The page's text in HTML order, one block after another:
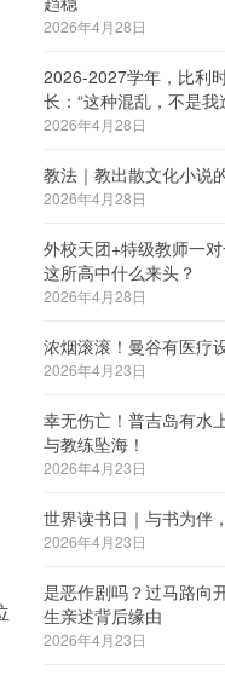
2026年4月28日
2026-2027学年，比利
长：“这种混乱，不是我
2026年4月28日
教法｜教出散文化小
2026年4月28日
外校天团+特级教师一
这所高中什么来头？
2026年4月28日
浓烟滚滚！曼谷有医疗
2026年4月23日
幸无伤亡！普吉岛有水
与教练坠海！
2026年4月23日
世界读书日｜与书为伴
2026年4月23日
是恶作剧吗？过马路向
生亲述背后缘由
2026年4月23日